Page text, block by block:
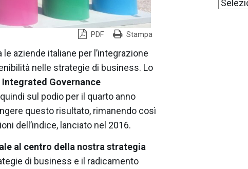
PDF Stampa
aziende italiane per l’integrazione
nelle strategie di business. Lo
Governance
sul podio per il quarto anno
questo risultato, rimanendo così
dell’indice, lanciato nel 2016.
al centro della nostra strategia
di business e il radicamento
Archivi